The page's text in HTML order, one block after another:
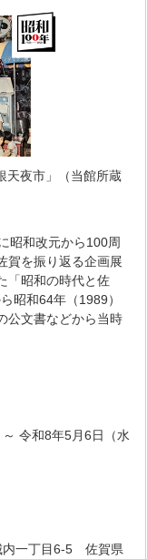
夜市」（当館所蔵
昭和改元から100周
賀を振り返る企画展
「昭和の時代と佐
昭和64年（1989）
公文書などから当時
和8年5月6日（水
一丁目6-5 佐賀県